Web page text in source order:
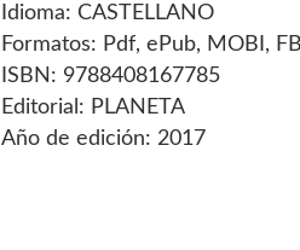
Idioma: CASTELLANO
Formatos: Pdf, ePub, MOBI,
ISBN: 9788408167785
Editorial: PLANETA
Año de edición: 2017